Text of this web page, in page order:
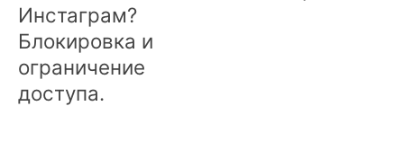
Инстаграм?
Блокировка и
ограничение
доступа.